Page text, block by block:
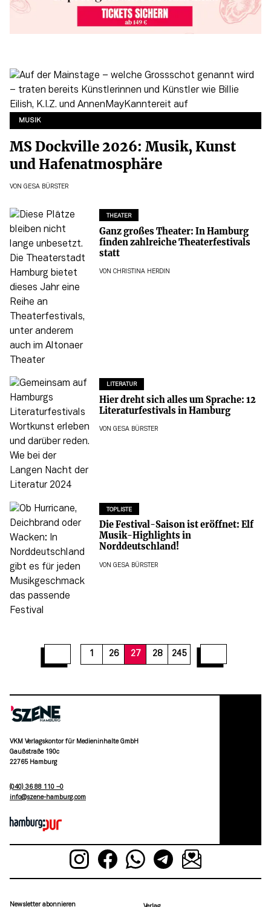
MUSIK
MS Dockville 2026: Musik, Kunst
und Hafenatmosphäre
VON GESA BÜRSTER
THEATER
Ganz großes Theater: In Hamburg
finden zahlreiche Theaterfestivals
statt
VON CHRISTINA HERDIN
LITERATUR
Hier dreht sich alles um Sprache: 12
Literaturfestivals in Hamburg
VON GESA BÜRSTER
TOPLISTE
Die Festival-Saison ist eröffnet: Elf
Musik-Highlights in
Norddeutschland!
VON GESA BÜRSTER
1 26 27 28 245
33 35 36 38 3940 41
VKM Verlagskontor für Medieninhalte GmbH
Gaußstraße 190c
22765 Hamburg
(040) 36 88 110 –0
moc.grubmah-enezs@ofni
Newsletter abonnieren